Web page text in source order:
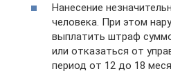
Нанесение
человека. При этом
выплатить штраф
или отказаться от
период от 12 до 18